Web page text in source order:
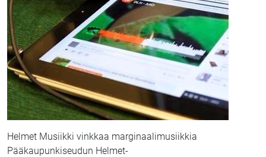
Helmet Musiikki vinkkaa marginaalimusiikkia
Pääkaupunkiseudun Helmet-